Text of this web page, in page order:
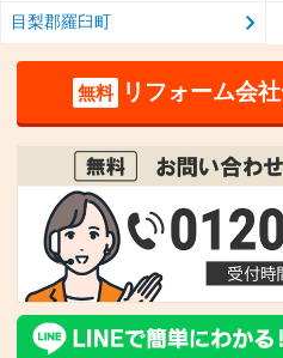
目梨郡羅臼町
無料 リフォーム会